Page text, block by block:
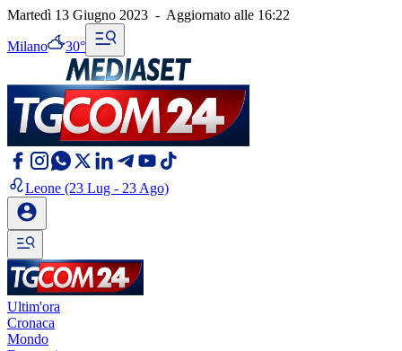
Martedì 13 Giugno 2023 - Aggiornato alle 16:22
Milano 30°
Leone (23 Lug - 23 Ago)
Ultim'ora
Cronaca
Mondo